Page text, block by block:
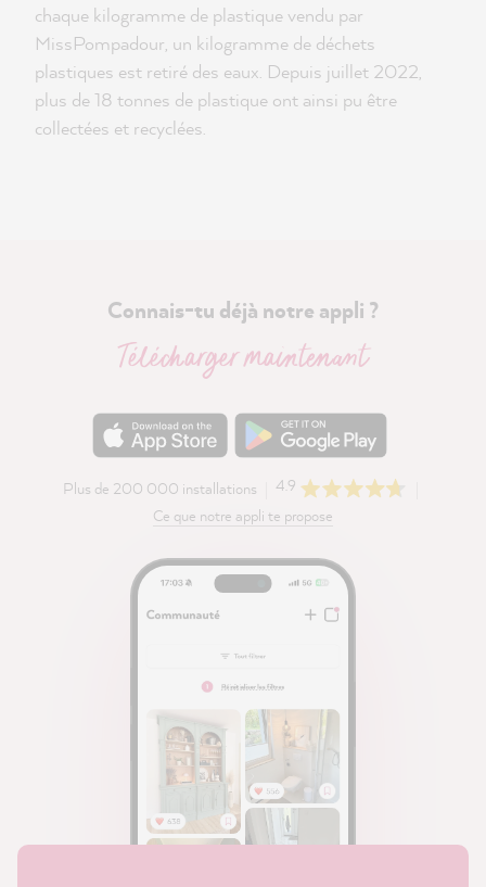
chaque kilogramme de plastique vendu par
MissPompadour, un kilogramme de déchets
plastiques est retiré des eaux. Depuis juillet 2022,
plus de 18 tonnes de plastique ont ainsi pu être
collectées et recyclées.
Connais-tu déjà notre appli ?
Télécharger maintenant
Plus de 200 000 installations
4.9
Ce que notre appli te propose